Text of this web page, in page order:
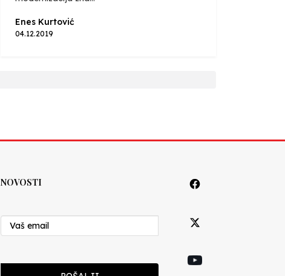
Enes Kurtović
04.12.2019
NOVOSTI